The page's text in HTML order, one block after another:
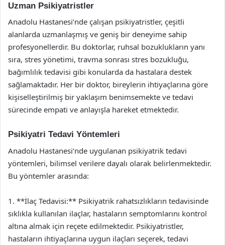
Uzman Psikiyatristler
Anadolu Hastanesi’nde çalışan psikiyatristler, çeşitli
alanlarda uzmanlaşmış ve geniş bir deneyime sahip
profesyonellerdir. Bu doktorlar, ruhsal bozuklukların yanı
sıra, stres yönetimi, travma sonrası stres bozukluğu,
bağımlılık tedavisi gibi konularda da hastalara destek
sağlamaktadır. Her bir doktor, bireylerin ihtiyaçlarına göre
kişiselleştirilmiş bir yaklaşım benimsemekte ve tedavi
sürecinde empati ve anlayışla hareket etmektedir.
Psikiyatri Tedavi Yöntemleri
Anadolu Hastanesi’nde uygulanan psikiyatrik tedavi
yöntemleri, bilimsel verilere dayalı olarak belirlenmektedir.
Bu yöntemler arasında:
1. **İlaç Tedavisi:** Psikiyatrik rahatsızlıkların tedavisinde
sıklıkla kullanılan ilaçlar, hastaların semptomlarını kontrol
altına almak için reçete edilmektedir. Psikiyatristler,
hastaların ihtiyaçlarına uygun ilaçları seçerek, tedavi